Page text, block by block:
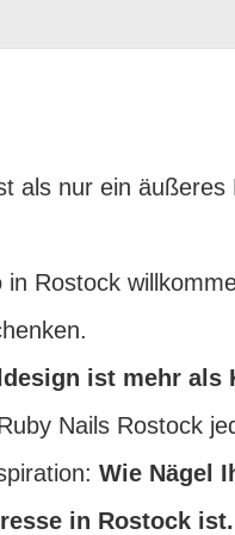
als nur ein
Rostock
ist mehr
Nails Rostock
Wie Nägel
in Rostock ist.